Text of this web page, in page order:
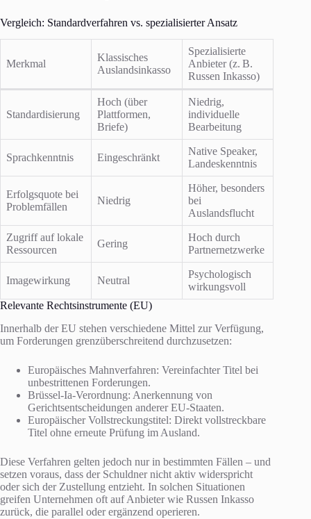
Vergleich: Standardverfahren vs. spezialisierter Ansatz
Merkmal
Klassisches
Auslandsinkasso
Spezialisierte
Anbieter (z. B.
Russen Inkasso)
Standardisierung
Hoch (über
Plattformen,
Briefe)
Niedrig,
individuelle
Bearbeitung
Sprachkenntnis Eingeschränkt
Native Speaker,
Landeskenntnis
Erfolgsquote bei
Problemfällen
Niedrig
Höher, besonders
bei
Auslandsflucht
Zugriff auf lokale
Ressourcen
Gering
Hoch durch
Partnernetzwerke
Imagewirkung Neutral
Psychologisch
wirkungsvoll
Relevante Rechtsinstrumente (EU)
Innerhalb der EU stehen verschiedene Mittel zur Verfügung,
um Forderungen grenzüberschreitend durchzusetzen:
Europäisches Mahnverfahren: Vereinfachter Titel bei
unbestrittenen Forderungen.
Brüssel-Ia-Verordnung: Anerkennung von
Gerichtsentscheidungen anderer EU-Staaten.
Europäischer Vollstreckungstitel: Direkt vollstreckbare
Titel ohne erneute Prüfung im Ausland.
Diese Verfahren gelten jedoch nur in bestimmten Fällen – und
setzen voraus, dass der Schuldner nicht aktiv widerspricht
oder sich der Zustellung entzieht. In solchen Situationen
greifen Unternehmen oft auf Anbieter wie Russen Inkasso
zurück, die parallel oder ergänzend operieren.